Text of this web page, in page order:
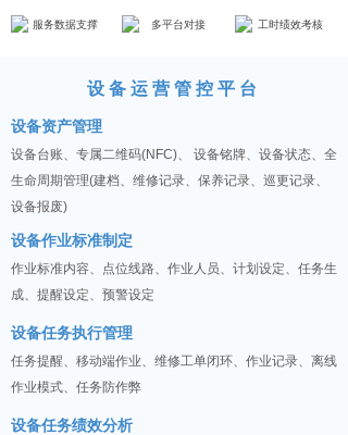
多平台对接 工时绩效考核
服务数据支撑
设备运营管控平台
设备资产管理
设备台账、专属二维码(NFC)、 设备铭牌、设备状态、全
生命周期管理(建档、维修记录、保养记录、巡更记录、
设备报废)
设备作业标准制定
作业标准内容、点位线路、作业人员、计划设定、任务生
成、提醒设定、预警设定
设备任务执行管理
任务提醒、移动端作业、维修工单闭环、作业记录、离线
作业模式、任务防作弊
设备任务绩效分析